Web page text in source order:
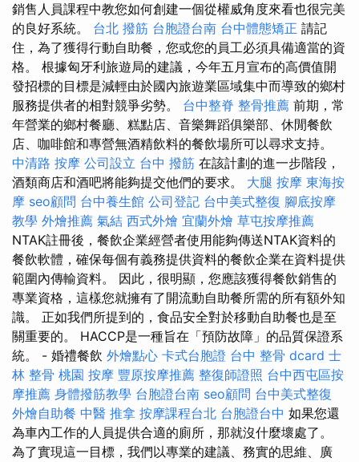
銷售人員課程中教您如何創建一個從權威角度來看也很完美
的良好系統。 台北 撥筋 台胞證台南 台中體態矯正 請記
住，為了獲得行動自助餐，您或您的員工必須具備適當的資
格。 根據匈牙利旅遊局的建議，今年五月宣布的高價值開
發招標的目標是減輕由於國內旅遊業區域集中而導致的鄉村
服務提供者的相對競爭劣勢。 台中整脊 整骨推薦 前期，常
年營業的鄉村餐廳、糕點店、音樂舞蹈俱樂部、休閒餐飲
店、咖啡館和專營無酒精飲料的餐飲場所可以尋求支持。
中清路 按摩 公司設立 台中 撥筋 在該計劃的進一步階段，
酒類商店和酒吧將能夠提交他們的要求。 大腿 按摩 東海按
摩 seo顧問 台中養生館 公司登記 台中美式整復 腳底按摩
教學 外燴推薦 氣結 西式外燴 宜蘭外燴 草屯按摩推薦
NTAK註冊後，餐飲企業經營者使用能夠傳送NTAK資料的
餐飲軟體，確保每個有義務提供資料的餐飲企業在資料提供
範圍內傳輸資料。 因此，很明顯，您應該獲得餐飲銷售的
專業資格，這樣您就擁有了開流動自助餐所需的所有額外知
識。 正如我們所提到的，食品安全對於移動自助餐也是至
關重要的。 HACCP是一種旨在「預防故障」的品質保證系
統。 - 婚禮餐飲 外燴點心 卡式台胞證 台中 整骨 dcard 士
林 整骨 桃園 按摩 豐原按摩推薦 整復師證照 台中西屯區按
摩推薦 身體撥筋教學 台胞證台南 seo顧問 台中美式整復
外燴自助餐 中醫 推拿 按摩課程台北 台胞證台中 如果您還
為車內工作的人員提供合適的廁所，那就沒什麼壞處了。
為了實現這一目標，我們以專業的建議、務實的思維、廣